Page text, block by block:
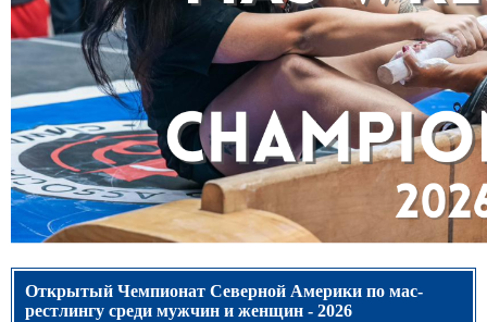
Открытый Чемпионат Северной Америки по мас-
рестлингу среди мужчин и женщин - 2026